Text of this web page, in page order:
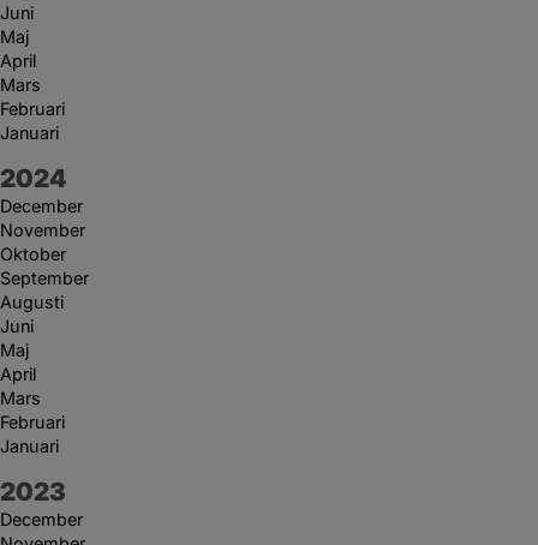
Juni
Maj
April
Mars
Februari
Januari
År:
2024
December
November
Oktober
September
Augusti
Juni
Maj
April
Mars
Februari
Januari
År:
2023
December